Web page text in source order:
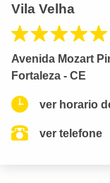
Vila Velha
Avenida Mozart
Fortaleza - CE
ver horario
ver telefone